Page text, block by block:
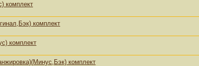
комплект
комплект
комплект
комплект